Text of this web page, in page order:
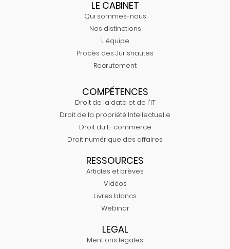
LE CABINET
Qui sommes-nous
Nos distinctions
L'équipe
Procès des Jurisnautes
Recrutement
COMPÉTENCES
Droit de la data et de l'IT
Droit de la propriété Intellectuelle
Droit du E-commerce
Droit numérique des affaires
RESSOURCES
Articles et brèves
Vidéos
Livres blancs
Webinar
LEGAL
Mentions légales